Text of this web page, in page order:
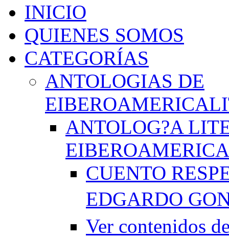
INICIO
QUIENES SOMOS
CATEGORÍAS
ANTOLOGIAS DE
ANTOLOG?A
CUENTO
EDGARDO
Ver contenidos